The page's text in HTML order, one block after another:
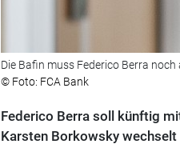
Die Bafin muss Federico Berra
© Foto: FCA Bank
Federico Berra soll künftig
Karsten Borkowsky